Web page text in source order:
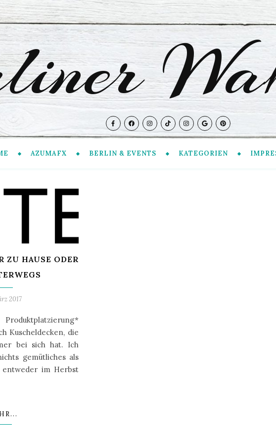
AZUMAFX BERLIN & EVENTS KATEGORIEN
ZU HAUSE ODER
2017
Kuscheldecken, die
bei sich hat. Ich
gemütliches als
im Herbst